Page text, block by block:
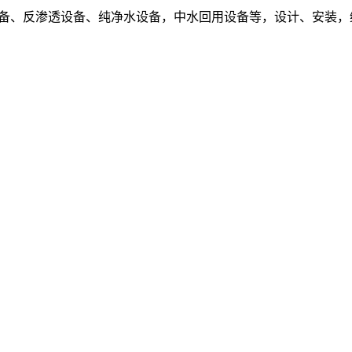
反渗透设备、纯净水设备，中水回用设备等，设计、安装，